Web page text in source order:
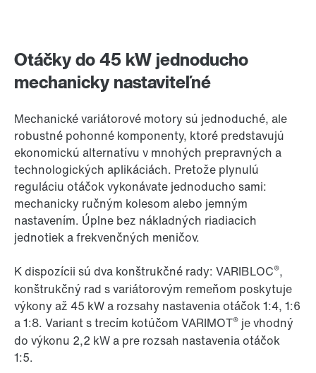
Otáčky do 45 kW jednoducho
mechanicky nastaviteľné
Mechanické variátorové motory sú jednoduché, ale
robustné pohonné komponenty, ktoré predstavujú
ekonomickú alternatívu v mnohých prepravných a
technologických aplikáciách. Pretože plynulú
reguláciu otáčok vykonávate jednoducho sami:
mechanicky ručným kolesom alebo jemným
nastavením. Úplne bez nákladných riadiacich
jednotiek a frekvenčných meničov.
K dispozícii sú dva konštrukčné rady: VARIBLOC®,
konštrukčný rad s variátorovým remeňom poskytuje
výkony až 45 kW a rozsahy nastavenia otáčok 1:4, 1:6
a 1:8. Variant s trecím kotúčom VARIMOT® je vhodný
do výkonu 2,2 kW a pre rozsah nastavenia otáčok
1:5.